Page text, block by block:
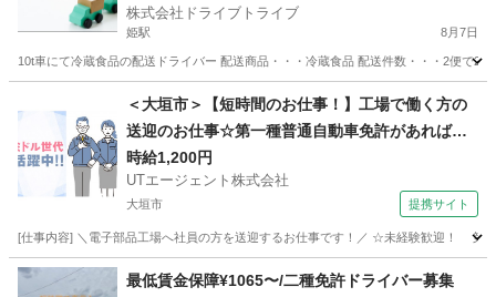
株式会社ドライブトライブ
姫駅 8月7日
10t車にて冷蔵食品の配送ドライバー 配送商品・・・冷蔵食品 配送件数・・・2便で
姫駅 ドライバー 夜間
＜大垣市＞【短時間のお仕事！】工場で働く方の
送迎のお仕事☆第一種普通自動車免許があればO
K！残業ほぼなし♪【履歴書不要☆オンライン面接
OK】【入社キャンペーン実施中！】
時給1,200円
UTエージェント株式会社
大垣市 提携サイト
[仕事内容] ＼電子部品工場へ社員の方を送迎するお仕事です！／ ☆未経験歓迎！
岐阜 大垣市 ドライバー
最低賃金保障¥1065〜/二種免許ドライバー募集